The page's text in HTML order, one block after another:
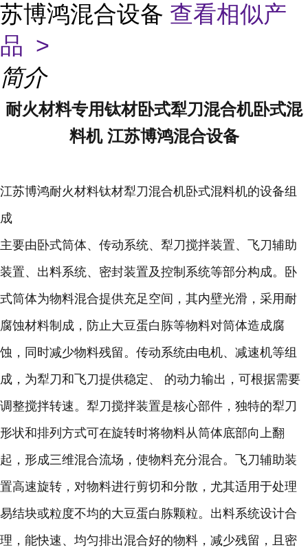
苏博鸿混合设备 查看相似产
品 >
简介
耐火材料专用钛材卧式犁刀混合机卧式混
料机 江苏博鸿混合设备
江苏博鸿耐火材料钛材犁刀混合机卧式混料机的设备组
成
主要由卧式筒体、传动系统、犁刀搅拌装置、飞刀辅助
装置、出料系统、密封装置及控制系统等部分构成。卧
式筒体为物料混合提供充足空间，其内壁光滑，采用耐
腐蚀材料制成，防止大豆蛋白胨等物料对筒体造成腐
蚀，同时减少物料残留。传动系统由电机、减速机等组
成，为犁刀和飞刀提供稳定、 的动力输出，可根据需要
调整搅拌转速。犁刀搅拌装置是核心部件，独特的犁刀
形状和排列方式可在旋转时将物料从筒体底部向上翻
起，形成三维混合流场，使物料充分混合。飞刀辅助装
置高速旋转，对物料进行剪切和分散，尤其适用于处理
易结块或粒度不均的大豆蛋白胨颗粒。出料系统设计合
理，能快速、均匀排出混合好的物料，减少残留，且密